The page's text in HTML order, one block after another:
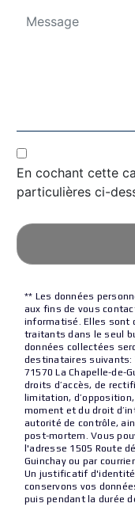
En cochant cette
particulières ci-
** Les données
aux fins de vous
informatisé. Elles sont
traitants dans le seul
données collectées
destinataires suivants:
71570 La Chapelle-de-
droits d’accès, de
limitation,
moment et du droit
autorité de contrôle,
post-mortem. Vous
l'adresse 1505 Route
Guinchay ou par
Un justificatif d'identité
conservons vos
puis pendant la durée